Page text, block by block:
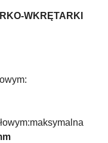
WKRĘTARKI